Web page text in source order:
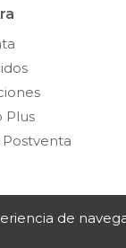
Plus
Postventa
de